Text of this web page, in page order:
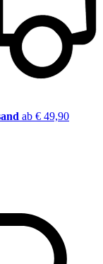
ab € 49,90